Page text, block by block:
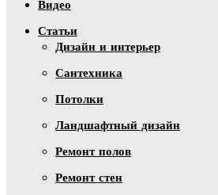
Видео
Статьи
Дизайн и интерьер
Сантехника
Потолки
Ландшафтный дизайн
Ремонт полов
Ремонт стен